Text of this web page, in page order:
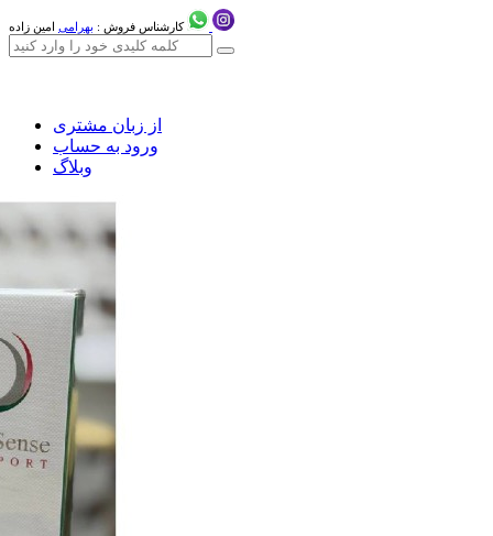
کارشناس فروش : بهرامی امین زاده
از زبان مشتری
ورود به حساب
وبلاگ